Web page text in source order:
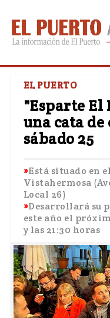
EL PUERTO
"Esparte El
una cata de
sábado 25
Está situado en
Vistahermosa
Local 26)
Desarrollará su
este año el
y las 21:30 horas